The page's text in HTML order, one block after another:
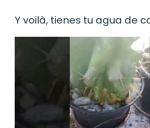
Y voilà, tienes tu agua de